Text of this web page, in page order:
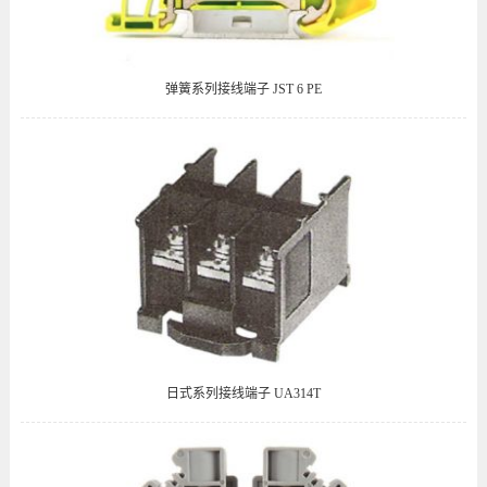
弹簧系列接线端子 JST 6 PE
日式系列接线端子 UA314T